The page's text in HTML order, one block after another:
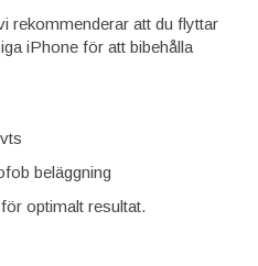
rekommenderar att du flyttar
iPhone för att bibehålla
beläggning
optimalt resultat.